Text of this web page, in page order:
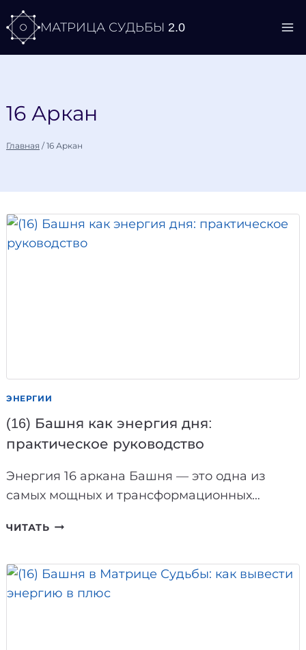
Перейти
содержимому
МАТРИЦА СУДЬБЫ 2.0
16 Аркан
Главная / 16 Аркан
ЭНЕРГИИ
(16) Башня как энергия дня:
практическое руководство
Энергия 16 аркана Башня — это одна из
самых мощных и трансформационных…
ЧИТАТЬ (16)
ЭНЕРГИЯ